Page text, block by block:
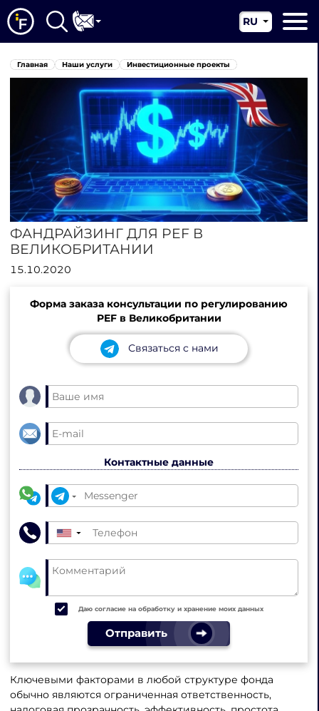
О нас
Наши услуги
Новости
Юрисдикции
Контакты
RU
EN
Главная Наши услуги Инвестиционные проекты
ФАНДРАЙЗИНГ ДЛЯ PEF В
ВЕЛИКОБРИТАНИИ
15.10.2020
Форма заказа консультации по регулированию
PEF в Великобритании
Связаться с нами
Контактные данные
▼
Даю согласие на обработку и хранение моих данных
Отправить
Ключевыми факторами в любой структуре фонда
обычно являются ограниченная ответственность,